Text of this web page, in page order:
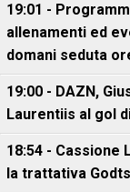
19:01 -
allenamenti ed
domani seduta
19:00 - DAZN,
Laurentiis al gol
18:54 - Cassione
la trattativa Godts